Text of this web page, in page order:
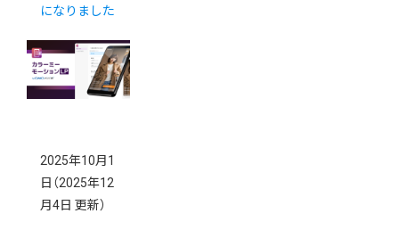
になりました
2025年10月1
日 （2025年12
月4日 更新）